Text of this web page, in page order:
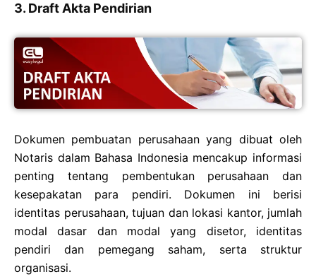
3. Draft Akta Pendirian
Dokumen pembuatan perusahaan yang dibuat oleh
Notaris dalam Bahasa Indonesia mencakup informasi
penting tentang pembentukan perusahaan dan
kesepakatan para pendiri. Dokumen ini berisi
identitas perusahaan, tujuan dan lokasi kantor, jumlah
modal dasar dan modal yang disetor, identitas
pendiri dan pemegang saham, serta struktur
organisasi.